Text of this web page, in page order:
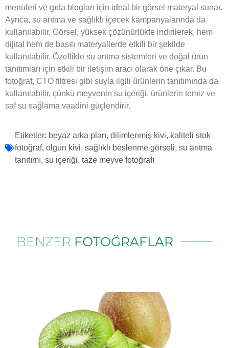
menüleri ve gıda blogları için ideal bir görsel materyal sunar.
Ayrıca, su arıtma ve sağlıklı içecek kampanyalarında da
kullanılabilir. Görsel, yüksek çözünürlükte indirilerek, hem
dijital hem de basılı materyallerde etkili bir şekilde
kullanılabilir. Özellikle su arıtma sistemleri ve doğal ürün
tanıtımları için etkili bir iletişim aracı olarak öne çıkar. Bu
fotoğraf, CTO filtresi gibi suyla ilgili ürünlerin tanıtımında da
kullanılabilir, çünkü meyvenin su içeriği, ürünlerin temiz ve
saf su sağlama vaadini güçlendirir.
Etiketler: beyaz arka plan, dilimlenmiş kivi, kaliteli stok
fotoğraf, olgun kivi, sağlıklı beslenme görseli, su arıtma
tanıtımı, su içeriği, taze meyve fotoğrafı
BENZER FOTOĞRAFLAR